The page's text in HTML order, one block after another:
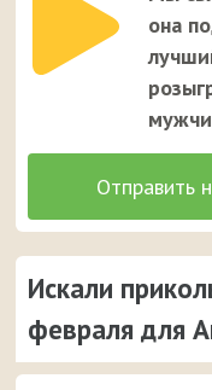
она
Искали
февраля для